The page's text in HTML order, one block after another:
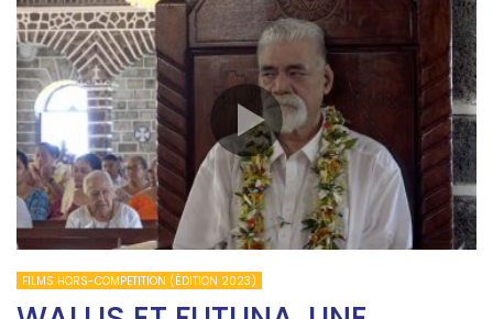
FILMS HORS-COMPETITION (ÉDITION 2023)